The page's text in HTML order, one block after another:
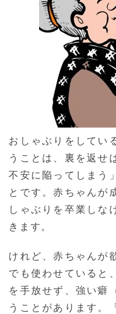
おしゃぶりをしてい
うことは、裏を返せ
不安に陥ってしまう
とです。赤ちゃんが
しゃぶりを卒業しな
きます。
けれど、赤ちゃんが
でも使わせていると
を手放せず、強い癖
うことがあります。